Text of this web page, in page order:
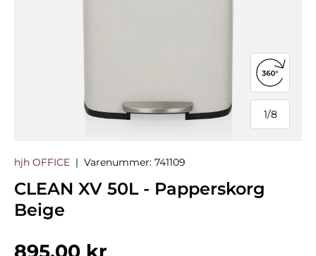
1/
af
8
Åbn
hjh OFFICE | Varenummer: 741109
CLEAN XV 50L - Papperskorg
Beige
Normalpris